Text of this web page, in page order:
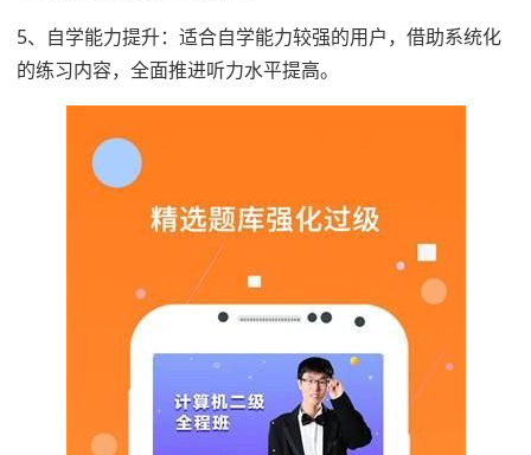
5、自学能力提升：适合自学能力较强的用户，借助系统化
的练习内容，全面推进听力水平提高。